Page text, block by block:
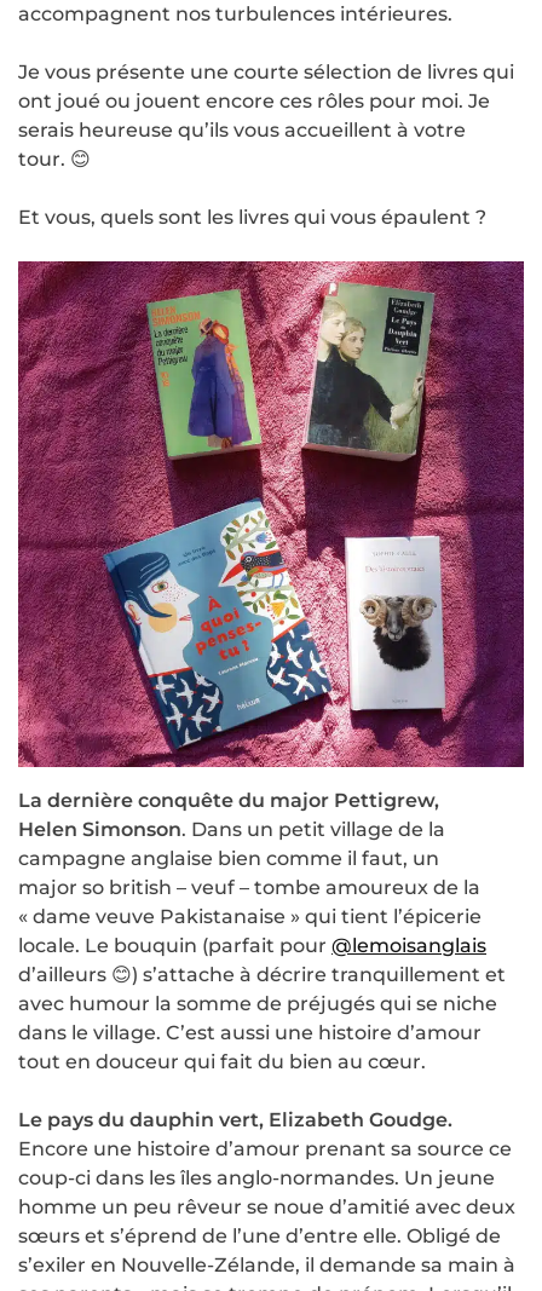
accompagnent nos turbulences intérieures.
Je vous présente une courte sélection de livres qui
ont joué ou jouent encore ces rôles pour moi. Je
serais heureuse qu’ils vous accueillent à votre
tour. 😊
Et vous, quels sont les livres qui vous épaulent ?
La dernière conquête du major Pettigrew,
Helen Simonson. Dans un petit village de la
campagne anglaise bien comme il faut, un
major so british – veuf – tombe amoureux de la
« dame veuve Pakistanaise » qui tient l’épicerie
locale. Le bouquin (parfait pour @lemoisanglais
d’ailleurs 😊) s’attache à décrire tranquillement et
avec humour la somme de préjugés qui se niche
dans le village. C’est aussi une histoire d’amour
tout en douceur qui fait du bien au cœur.
Le pays du dauphin vert, Elizabeth Goudge.
Encore une histoire d’amour prenant sa source ce
coup-ci dans les îles anglo-normandes. Un jeune
homme un peu rêveur se noue d’amitié avec deux
sœurs et s’éprend de l’une d’entre elle. Obligé de
s’exiler en Nouvelle-Zélande, il demande sa main à